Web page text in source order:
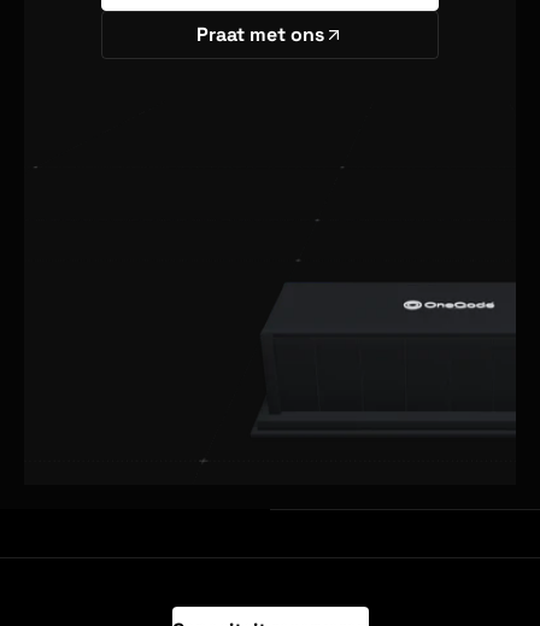
Praat met ons